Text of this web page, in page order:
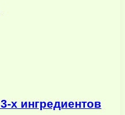
х ингредиентов